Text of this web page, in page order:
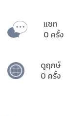
แชท
0 ครั้ง
ดูฤกษ์
0 ครั้ง